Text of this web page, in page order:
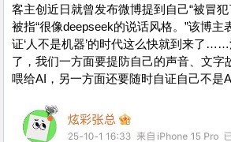
客主创近日就曾发布微博提到自己“被冒
被指“很像deepseek的说话风格。”该博主
证‘人不是机器’的时代这么快就到来了
了，我们一方面要提防自己的声音、文字
喂给AI，另一方面还要随时自证自己不是